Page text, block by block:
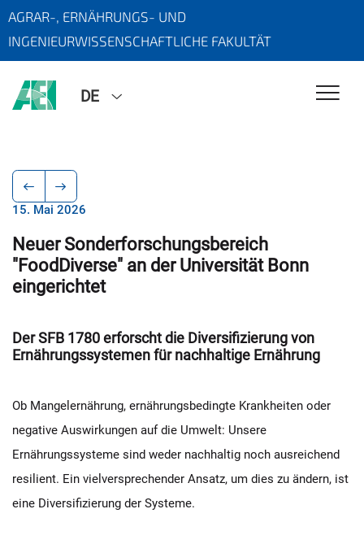
AGRAR-, ERNÄHRUNGS- UND
INGENIEURWISSENSCHAFTLICHE FAKULTÄT
DE
15. Mai 2026
Neuer Sonderforschungsbereich
"FoodDiverse" an der Universität Bonn
eingerichtet
Der SFB 1780 erforscht die Diversifizierung von
Ernährungssystemen für nachhaltige Ernährung
Ob Mangelernährung, ernährungsbedingte Krankheiten oder
negative Auswirkungen auf die Umwelt: Unsere
Ernährungssysteme sind weder nachhaltig noch ausreichend
resilient. Ein vielversprechender Ansatz, um dies zu ändern, ist
eine Diversifizierung der Systeme.